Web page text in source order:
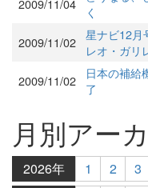
2009/11/04
く
2009/11/02 星ナビ12月
レオ・ガリ
2009/11/02
日本の補給
了
月別アー
2026年 1 2 3